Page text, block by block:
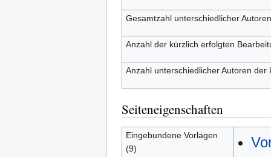
Gesamtzahl unterschiedlicher Autoren
Anzahl der kürzlich erfolgten
Anzahl unterschiedlicher Autoren
Seiteneigenschaften
Eingebundene Vorlagen
(9)